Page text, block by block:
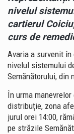
nivelul
cartierul
curs de
Avaria a survenit
nivelul sistemului
Semănătorului, din
În urma
distribuție, zona
jurul orei 14:00,
pe străzile